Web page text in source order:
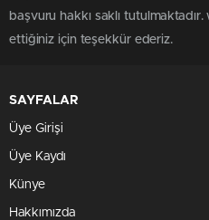
başvuru hakkı saklı
ettiğiniz için teşekkür ederiz.
SAYFALAR
Üye Girişi
Üye Kaydı
Künye
Hakkımızda